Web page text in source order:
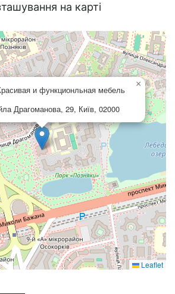
на карті
и функционльная мебель
Драгоманова, 29, Київ, 02000
×
Leaflet